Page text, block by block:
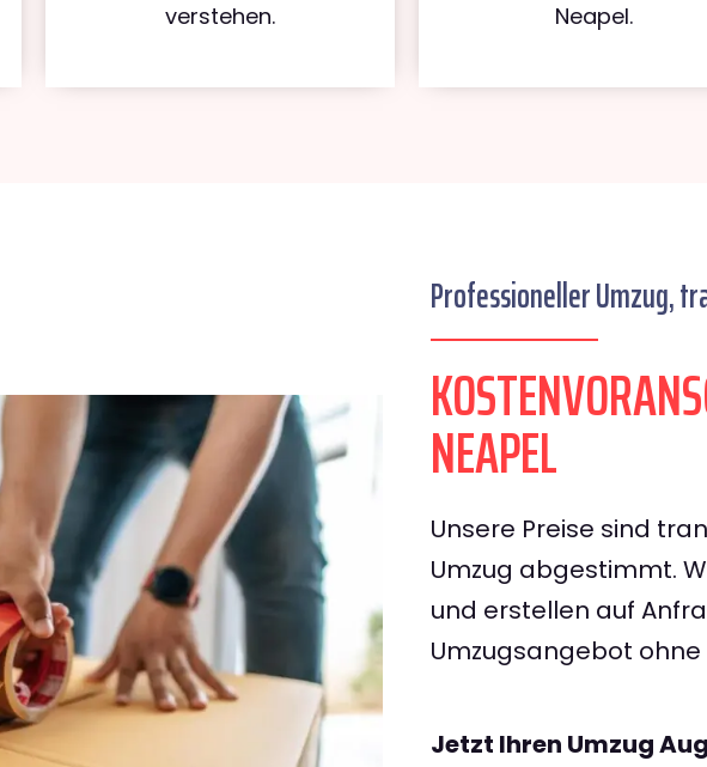
verstehen.
Neapel.
Professioneller Umzug,
NEAPEL
Unsere Preise sind
Umzug abgestimmt.
und erstellen auf
Umzugsangebot
Jetzt Ihren Umzug